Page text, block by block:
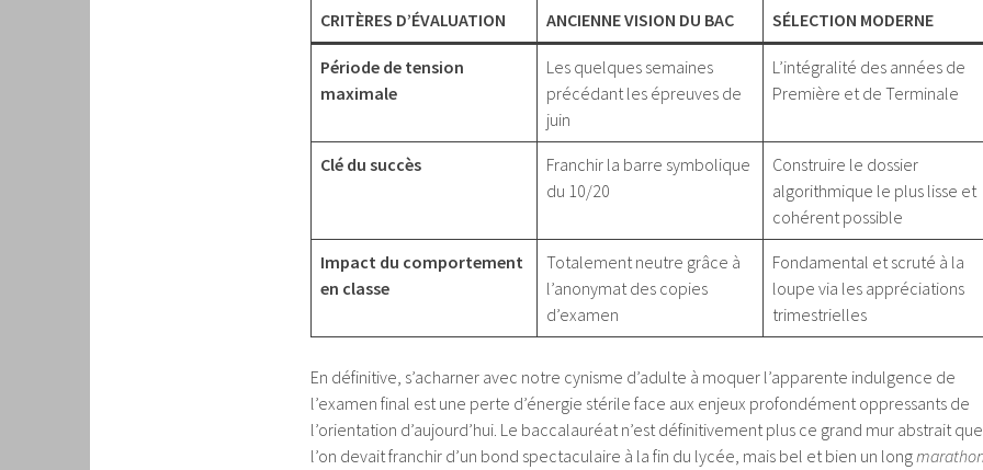
CRITÈRES D’ÉVALUATION ANCIENNE VISION DU BAC SÉLECTION MODERNE
Période de tension
maximale
Les quelques semaines
précédant les épreuves de
juin
L’intégralité des années de
Première et de Terminale
Clé du succès
Franchir la barre symbolique
du 10/20
Construire le dossier
algorithmique le plus lisse et
cohérent possible
Impact du comportement
en classe
Totalement neutre grâce à
l’anonymat des copies
d’examen
Fondamental et scruté à la
loupe via les appréciations
trimestrielles
En définitive, s’acharner avec notre cynisme d’adulte à moquer l’apparente indulgence de
l’examen final est une perte d’énergie stérile face aux enjeux profondément oppressants de
l’orientation d’aujourd’hui. Le baccalauréat n’est définitivement plus ce grand mur abstrait que
l’on devait franchir d’un bond spectaculaire à la fin du lycée, mais bel et bien un long